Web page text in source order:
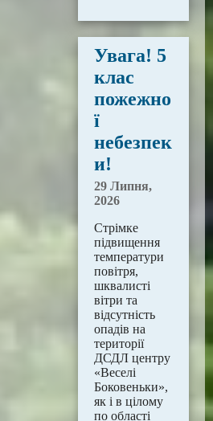
Увага! 5
клас
пожежно
ї
небезпек
и!
29 Липня,
2026
Стрімке
підвищення
температури
повітря,
шквалисті
вітри та
відсутність
опадів на
території
ДСДЛ центру
«Веселі
Боковеньки»,
як і в цілому
по області